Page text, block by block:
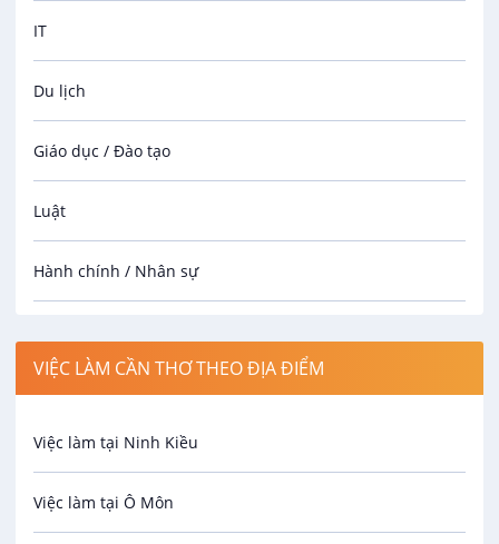
IT
Du lịch
Giáo dục / Đào tạo
Luật
Hành chính / Nhân sự
Spa
Bảo Vệ
An toàn lao động
VIỆC LÀM CẦN THƠ THEO ĐỊA ĐIỂM
Việc làm tại Ninh Kiều
Việc làm tại Ô Môn